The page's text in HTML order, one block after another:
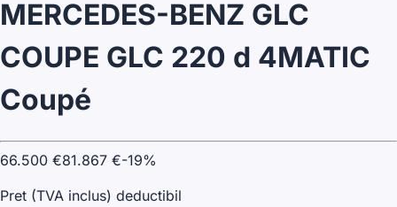
MERCEDES-BENZ GLC
COUPE GLC 220 d 4MATIC
Coupé
66.500 €81.867 €-19%
Pret (TVA inclus) deductibil